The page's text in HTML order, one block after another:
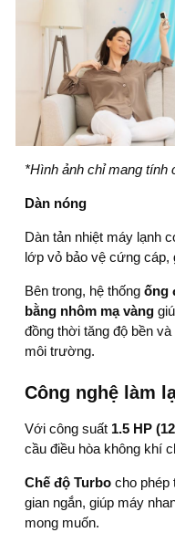
*Hình ảnh chỉ mang tính
Dàn nóng
Dàn tản nhiệt máy lạnh
lớp vỏ bảo vệ cứng cáp,
Bên trong, hệ thống ống
bằng nhôm mạ vàng
đồng thời tăng độ bền
môi trường.
Công nghệ làm
Với công suất 1.5 HP
cầu điều hòa không khí
Chế độ Turbo cho phép
gian ngắn, giúp máy
mong muốn.